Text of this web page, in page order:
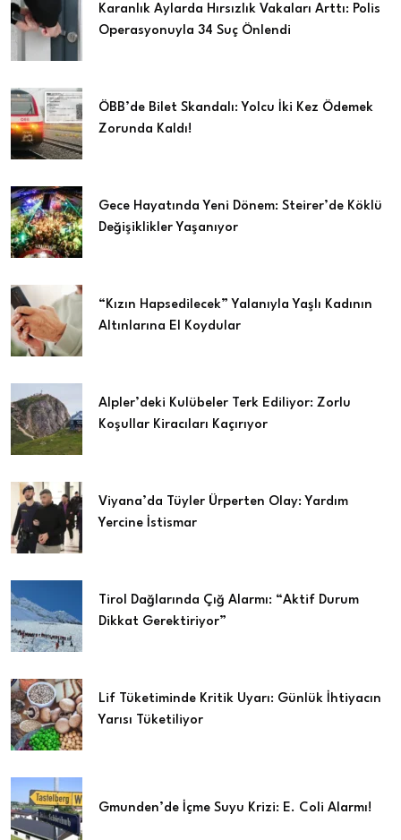
Karanlık Aylarda Hırsızlık Vakaları Arttı: Polis
Operasyonuyla 34 Suç Önlendi
ÖBB’de Bilet Skandalı: Yolcu İki Kez Ödemek
Zorunda Kaldı!
Gece Hayatında Yeni Dönem: Steirer’de Köklü
Değişiklikler Yaşanıyor
“Kızın Hapsedilecek” Yalanıyla Yaşlı Kadının
Altınlarına El Koydular
Alpler’deki Kulübeler Terk Ediliyor: Zorlu
Koşullar Kiracıları Kaçırıyor
Viyana’da Tüyler Ürperten Olay: Yardım
Yercine İstismar
Tirol Dağlarında Çığ Alarmı: “Aktif Durum
Dikkat Gerektiriyor”
Lif Tüketiminde Kritik Uyarı: Günlük İhtiyacın
Yarısı Tüketiliyor
Gmunden’de İçme Suyu Krizi: E. Coli Alarmı!